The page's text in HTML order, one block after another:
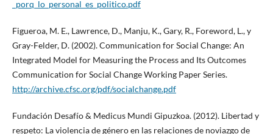
_porq_lo_personal_es_politico.pdf
Figueroa, M. E., Lawrence, D., Manju, K., Gary, R., Foreword, L., y
Gray-Felder, D. (2002). Communication for Social Change: An
Integrated Model for Measuring the Process and Its Outcomes
Communication for Social Change Working Paper Series.
http://archive.cfsc.org/pdf/socialchange.pdf
Fundación Desafío & Medicus Mundi Gipuzkoa. (2012). Libertad y
respeto: La violencia de género en las relaciones de noviazgo de